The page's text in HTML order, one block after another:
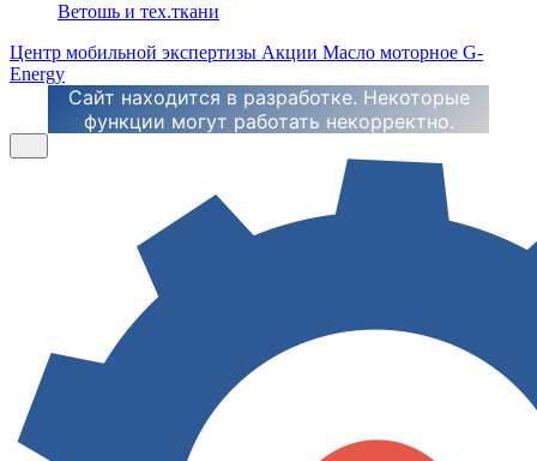
Ветошь и тех.ткани
Центр мобильной экспертизы Акции Масло моторное G-
Energy
Сайт находится в разработке. Некоторые
функции могут работать некорректно.